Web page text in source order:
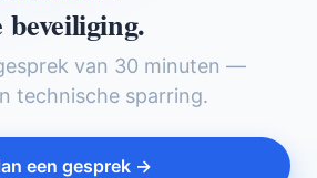
van 30 minuten —
technische sparring.
een gesprek →